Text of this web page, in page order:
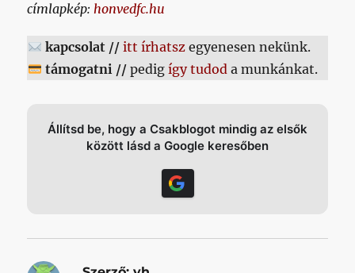
címlapkép:honvedfc.hu
kapcsolat // itt írhatszegyenesen nekünk.
támogatni //pedig így tudoda munkánkat.
Állítsd be, hogy a Csakblogot mindig az elsők
között lásd a Google keresőben